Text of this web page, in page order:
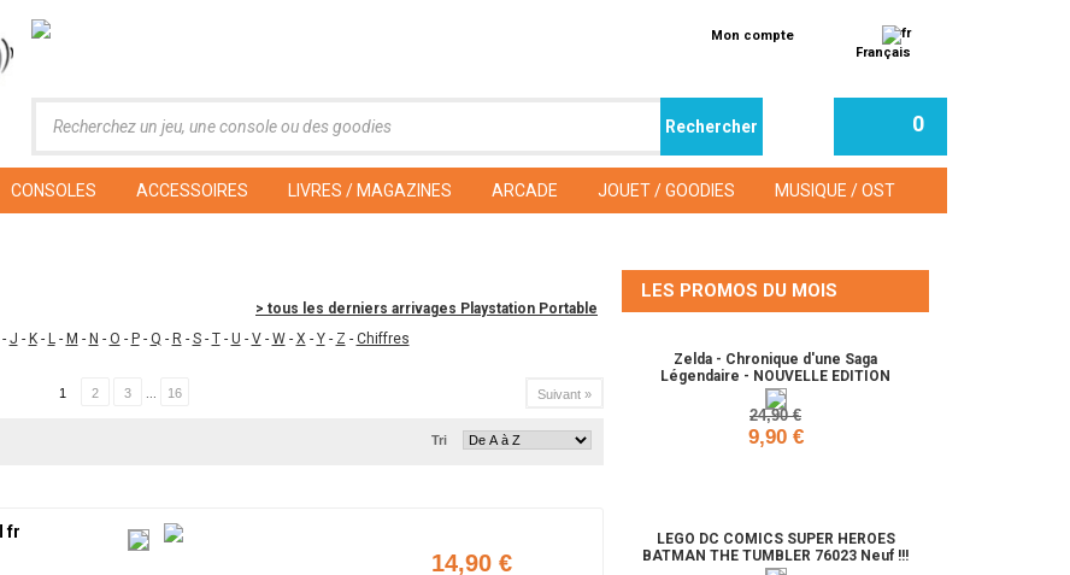
Mon compte
Français
0
CONSOLES ACCESSOIRES LIVRES / MAGAZINES ARCADE JOUET / GOODIES MUSIQUE / OST
> tous les derniers arrivages Playstation Portable
- J - K- L- M - N - O - P- Q - R - S- T- U - V- W- X - Y- Z - Chiffres
1 2 3 ... 16 Suivant »
Tri
fr
14,90 €
LES PROMOS DU MOIS
Zelda - Chronique d'une Saga
Légendaire - NOUVELLE EDITION
24,90 €
9,90 €
LEGO DC COMICS SUPER HEROES
BATMAN THE TUMBLER 76023 Neuf !!!